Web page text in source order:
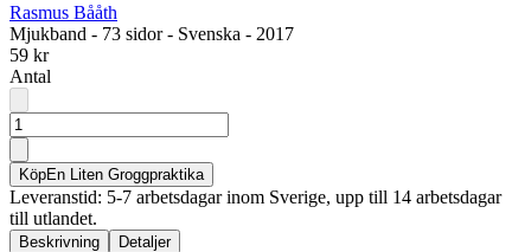
Rasmus Bååth
Mjukband - 73 sidor- Svenska - 2017
59 kr
Antal
KöpEn Liten Groggpraktika
Leveranstid: 5-7 arbetsdagar inom Sverige, upp till 14 arbetsdagar
till utlandet.
Beskrivning Detaljer